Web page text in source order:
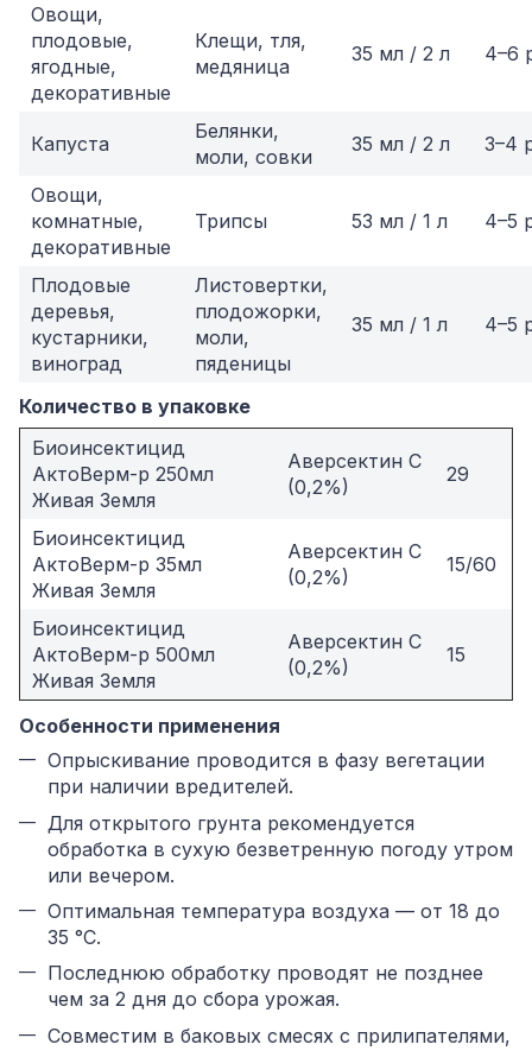
Овощи,
плодовые,
ягодные,
декоративные
Клещи, тля,
медяница
35 мл / 2 л 4–6
Капуста
Белянки,
моли, совки
35 мл / 2 л 3–4
Овощи,
комнатные,
декоративные
Трипсы 53 мл / 1 л 4–5
Плодовые
деревья,
кустарники,
виноград
Листовертки,
плодожорки,
моли,
пяденицы
35 мл / 1 л 4–5
Количество в упаковке
Биоинсектицид
АктоВерм-р 250мл
Живая Земля
Аверсектин С
(0,2%)
29
Биоинсектицид
АктоВерм-р 35мл
Живая Земля
Аверсектин С
(0,2%)
15/60
Биоинсектицид
АктоВерм-р 500мл
Живая Земля
Аверсектин С
(0,2%)
15
Особенности применения
Опрыскивание проводится в фазу вегетации
при наличии вредителей.
Для открытого грунта рекомендуется
обработка в сухую безветренную погоду утром
или вечером.
Оптимальная температура воздуха — от 18 до
35 °C.
Последнюю обработку проводят не позднее
чем за 2 дня до сбора урожая.
Совместим в баковых смесях с прилипателями,